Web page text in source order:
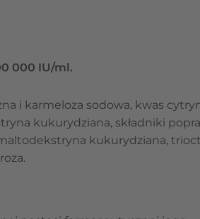
000 IU/ml.
i karmeloza sodowa, kwas
kukurydziana, składniki
kukurydziana,